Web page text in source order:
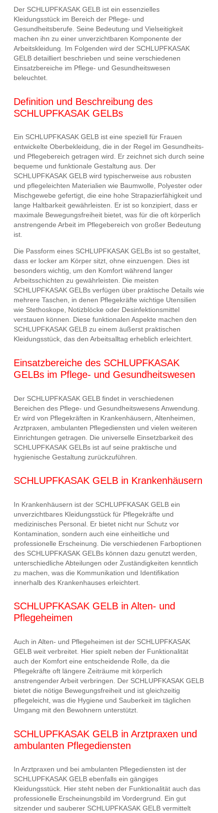
Der SCHLUPFKASAK GELB ist ein essenzielles
Kleidungsstück im Bereich der Pflege- und
Gesundheitsberufe. Seine Bedeutung und Vielseitigkeit
machen ihn zu einer unverzichtbaren Komponente der
Arbeitskleidung. Im Folgenden wird der SCHLUPFKASAK
GELB detailliert beschrieben und seine verschiedenen
Einsatzbereiche im Pflege- und Gesundheitswesen
beleuchtet.
Definition und Beschreibung des
SCHLUPFKASAK GELBs
Ein SCHLUPFKASAK GELB ist eine speziell für Frauen
entwickelte Oberbekleidung, die in der Regel im Gesundheits-
und Pflegebereich getragen wird. Er zeichnet sich durch seine
bequeme und funktionale Gestaltung aus. Der
SCHLUPFKASAK GELB wird typischerweise aus robusten
und pflegeleichten Materialien wie Baumwolle, Polyester oder
Mischgewebe gefertigt, die eine hohe Strapazierfähigkeit und
lange Haltbarkeit gewährleisten. Er ist so konzipiert, dass er
maximale Bewegungsfreiheit bietet, was für die oft körperlich
anstrengende Arbeit im Pflegebereich von großer Bedeutung
ist.
Die Passform eines SCHLUPFKASAK GELBs ist so gestaltet,
dass er locker am Körper sitzt, ohne einzuengen. Dies ist
besonders wichtig, um den Komfort während langer
Arbeitsschichten zu gewährleisten. Die meisten
SCHLUPFKASAK GELBs verfügen über praktische Details wie
mehrere Taschen, in denen Pflegekräfte wichtige Utensilien
wie Stethoskope, Notizblöcke oder Desinfektionsmittel
verstauen können. Diese funktionalen Aspekte machen den
SCHLUPFKASAK GELB zu einem äußerst praktischen
Kleidungsstück, das den Arbeitsalltag erheblich erleichtert.
Einsatzbereiche des SCHLUPFKASAK
GELBs im Pflege- und Gesundheitswesen
Der SCHLUPFKASAK GELB findet in verschiedenen
Bereichen des Pflege- und Gesundheitswesens Anwendung.
Er wird von Pflegekräften in Krankenhäusern, Altenheimen,
Arztpraxen, ambulanten Pflegediensten und vielen weiteren
Einrichtungen getragen. Die universelle Einsetzbarkeit des
SCHLUPFKASAK GELBs ist auf seine praktische und
hygienische Gestaltung zurückzuführen.
SCHLUPFKASAK GELB in Krankenhäusern
In Krankenhäusern ist der SCHLUPFKASAK GELB ein
unverzichtbares Kleidungsstück für Pflegekräfte und
medizinisches Personal. Er bietet nicht nur Schutz vor
Kontamination, sondern auch eine einheitliche und
professionelle Erscheinung. Die verschiedenen Farboptionen
des SCHLUPFKASAK GELBs können dazu genutzt werden,
unterschiedliche Abteilungen oder Zuständigkeiten kenntlich
zu machen, was die Kommunikation und Identifikation
innerhalb des Krankenhauses erleichtert.
SCHLUPFKASAK GELB in Alten- und
Pflegeheimen
Auch in Alten- und Pflegeheimen ist der SCHLUPFKASAK
GELB weit verbreitet. Hier spielt neben der Funktionalität
auch der Komfort eine entscheidende Rolle, da die
Pflegekräfte oft längere Zeiträume mit körperlich
anstrengender Arbeit verbringen. Der SCHLUPFKASAK GELB
bietet die nötige Bewegungsfreiheit und ist gleichzeitig
pflegeleicht, was die Hygiene und Sauberkeit im täglichen
Umgang mit den Bewohnern unterstützt.
SCHLUPFKASAK GELB in Arztpraxen und
ambulanten Pflegediensten
In Arztpraxen und bei ambulanten Pflegediensten ist der
SCHLUPFKASAK GELB ebenfalls ein gängiges
Kleidungsstück. Hier steht neben der Funktionalität auch das
professionelle Erscheinungsbild im Vordergrund. Ein gut
sitzender und sauberer SCHLUPFKASAK GELB vermittelt